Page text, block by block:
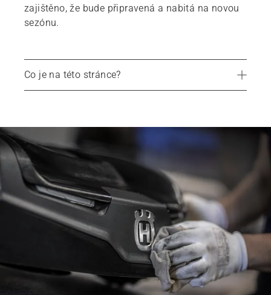
zajištěno, že bude připravená a nabitá na novou
sezónu.
Co je na této stránce?
All-inclusive zimní pobyt
Obecné rady
Vyhledejte místního prodejce